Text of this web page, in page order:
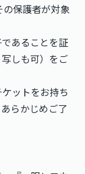
保護者が対象
あることを証
しも可）をご
ットをお持ち
らかじめご了